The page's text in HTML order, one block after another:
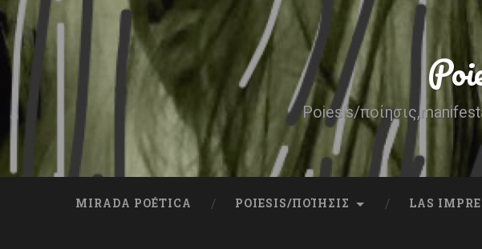
Skip
to
content
Search
Poiesis/
MIRADA POÉTICA POIESIS/ΠΟΊΗΣΙΣ LAS